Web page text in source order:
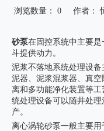
浏览数量： 0作者：
砂泵在固控系统中主要
斗提供动力。
泥浆不落地系统处理设
泥器、泥浆混浆器、真
离和多功能净化装置等
统处理设备可以随井处
产。
离心涡轮砂泵一般主要